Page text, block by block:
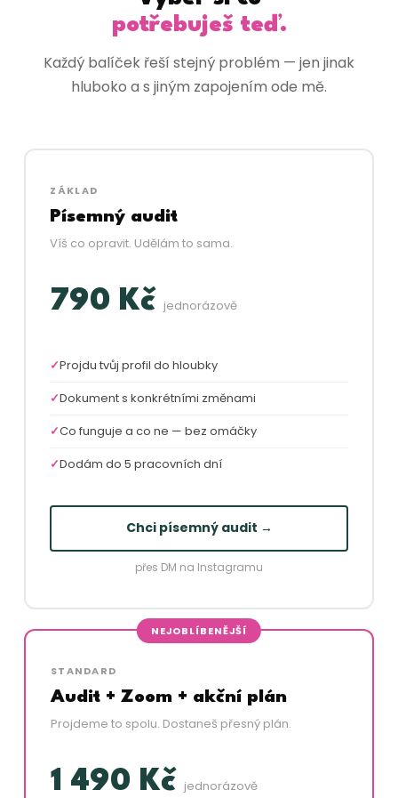
potřebuješ teď.
Každý balíček řeší stejný problém — jen jinak
hluboko a s jiným zapojením ode mě.
ZÁKLAD
Písemný audit
Víš co opravit. Udělám to sama.
790 Kč jednorázově
Projdu tvůj profil do hloubky
Dokument s konkrétními změnami
Co funguje a co ne — bez omáčky
Dodám do 5 pracovních dní
Chci písemný audit →
přes DM na Instagramu
NEJOBLÍBENĚJŠÍ
STANDARD
Audit + Zoom + akční plán
Projdeme to spolu. Dostaneš přesný plán.
1 490 Kč jednorázově